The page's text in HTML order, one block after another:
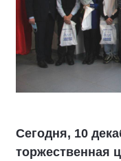
Сегодня, 10
торжественная